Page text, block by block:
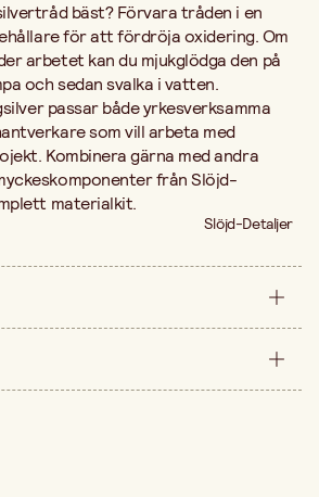
bäst? Förvara tråden i en
för att fördröja oxidering. Om
arbetet kan du mjukglödga den på
och sedan svalka i vatten.
passar både yrkesverksamma
som vill arbeta med
Kombinera gärna med andra
från Slöjd-
materialkit.
Slöjd-Detaljer
meter